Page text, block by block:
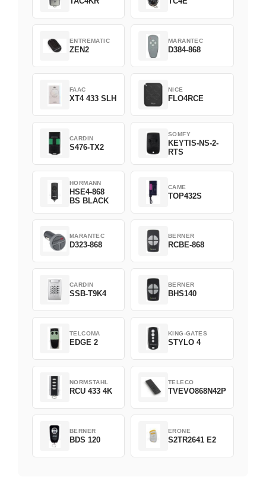
ENTREMATIC
ZEN2
MARANTEC
D384-868
FAAC
XT4 433 SLH
NICE
FLO4RCE
CARDIN
S476-TX2
SOMFY
KEYTIS-NS-2-
RTS
HORMANN
HSE4-868
BS BLACK
CAME
TOP432S
MARANTEC
D323-868
BERNER
RCBE-868
CARDIN
SSB-T9K4
BERNER
BHS140
TELCOMA
EDGE 2
KING-GATES
STYLO 4
NORMSTAHL
RCU 433 4K
TELECO
TVEVO868N42P
BERNER
BDS 120
ERONE
S2TR2641 E2